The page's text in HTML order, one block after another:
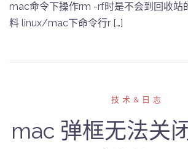
mac命令下操作rm -rf时是不会到回收站
料 linux/mac下命令行r […]
技术&日志
mac 弹框无法关